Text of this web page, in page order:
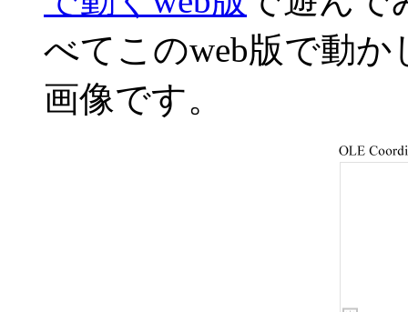
べてこのweb版で動
画像です。